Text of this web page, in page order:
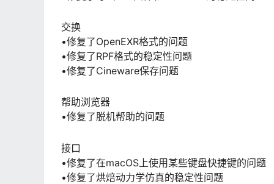
交换
•修复了OpenEXR格式的问题
•修复了RPF格式的稳定性问题
•修复了Cineware保存问题
帮助浏览器
•修复了脱机帮助的问题
接口
•修复了在macOS上使用某些键盘快捷键的问题
•修复了烘焙动力学仿真的稳定性问题